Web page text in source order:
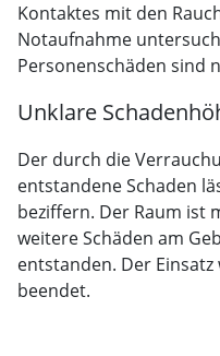
Kontaktes mit den
Notaufnahme
Personenschäden sind
Unklare
Der durch die
entstandene Schaden
beziffern. Der Raum ist
weitere Schäden am
entstanden. Der
beendet.